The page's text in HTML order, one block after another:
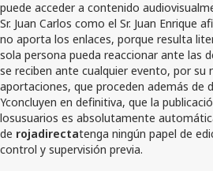
puede acceder a contenido
Sr. Juan Carlos como el Sr. Juan Enrique
no aporta los enlaces, porque resulta
sola persona pueda reaccionar ante las
se reciben ante cualquier evento, por su
aportaciones, que proceden además de
Yconcluyen en definitiva, que la
losusuarios es absolutamente
de rojadirectatenga ningún papel de
control y supervisión previa.